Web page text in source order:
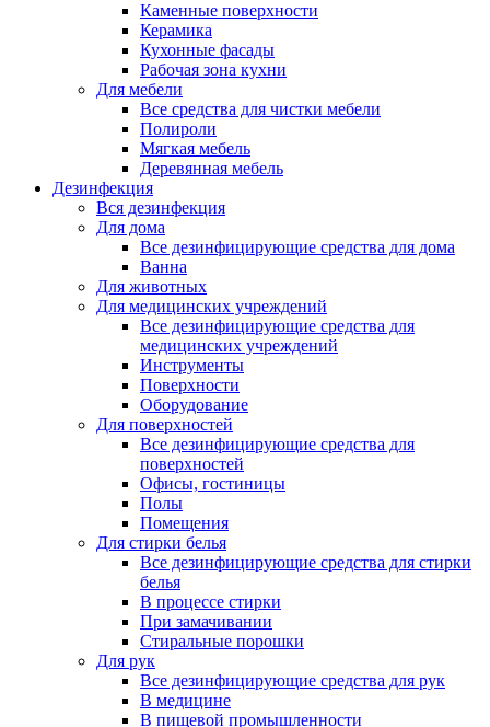
Каменные поверхности
Керамика
Кухонные фасады
Рабочая зона кухни
Для мебели
Все средства для чистки мебели
Полироли
Мягкая мебель
Деревянная мебель
Дезинфекция
Вся дезинфекция
Для дома
Все дезинфицирующие средства для дома
Ванна
Для животных
Для медицинских учреждений
Все дезинфицирующие средства для
медицинских учреждений
Инструменты
Поверхности
Оборудование
Для поверхностей
Все дезинфицирующие средства для
поверхностей
Офисы, гостиницы
Полы
Помещения
Для стирки белья
Все дезинфицирующие средства для стирки
белья
В процессе стирки
При замачивании
Стиральные порошки
Для рук
Все дезинфицирующие средства для рук
В медицине
В пищевой промышленности